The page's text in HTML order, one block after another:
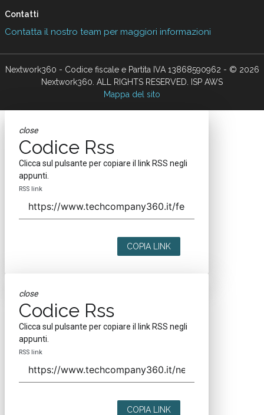
Contatti
Contatta il nostro team per maggiori informazioni
Nextwork360 - Codice fiscale e Partita IVA 13868590962 - © 2026
Nextwork360. ALL RIGHTS RESERVED. ISP AWS
Mappa del sito
close
Codice Rss
Clicca sul pulsante per copiare il link RSS negli
appunti.
RSS link
COPIA LINK
close
Codice Rss
Clicca sul pulsante per copiare il link RSS negli
appunti.
RSS link
COPIA LINK